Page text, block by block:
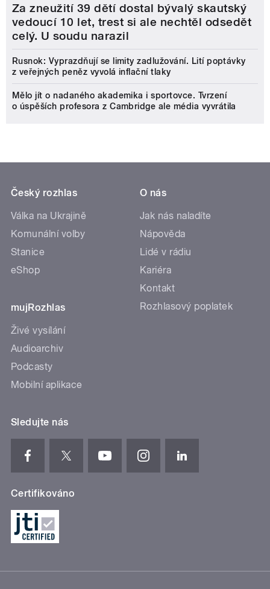
Za zneužití 39 dětí dostal bývalý skautský
vedoucí 10 let, trest si ale nechtěl odsedět
celý. U soudu narazil
Rusnok: Vyprazdňují se limity zadlužování. Lití poptávky
z veřejných peněz vyvolá inflační tlaky
Mělo jít o nadaného akademika i sportovce. Tvrzení
o úspěších profesora z Cambridge ale média vyvrátila
Český rozhlas
Válka na Ukrajině
Komunální volby
Stanice
eShop
mujRozhlas
Živé vysílání
Audioarchiv
Podcasty
Mobilní aplikace
O nás
Jak nás naladíte
Nápověda
Lidé v rádiu
Kariéra
Kontakt
Rozhlasový poplatek
Sledujte nás
Certifikováno